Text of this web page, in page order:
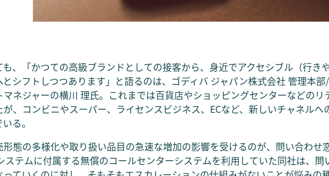
、「かつての高級ブランドとしての接客から、身近でアクセシブル（行き
とシフトしつつあります」と語るのは、ゴディバ ジャパン株式会社 管理本
マネジャーの横川 理氏。これまでは百貨店やショッピングセンターなどのリ
が、コンビニやスーパー、ライセンスビジネス、ECなど、新しいチャネルへ
る。
形態の多様化や取り扱い品目の急速な増加の影響を受けるのが、問い合わせ
ステムに付属する無償のコールセンターシステムを利用していた同社は、問